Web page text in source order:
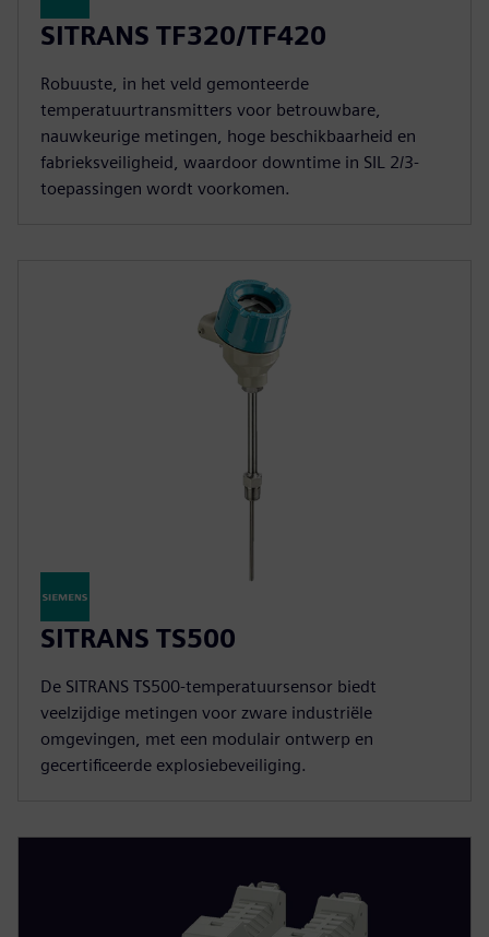
SITRANS TF320/TF420
Robuuste, in het veld gemonteerde
temperatuurtransmitters voor betrouwbare,
nauwkeurige metingen, hoge beschikbaarheid en
fabrieksveiligheid, waardoor downtime in SIL 2/3-
toepassingen wordt voorkomen.
SITRANS TS500
De SITRANS TS500-temperatuursensor biedt
veelzijdige metingen voor zware industriële
omgevingen, met een modulair ontwerp en
gecertificeerde explosiebeveiliging.